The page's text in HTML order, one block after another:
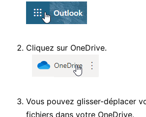
Cliquez sur OneDrive.
Vous pouvez glisser-déplacer
fichiersdans votre OneDrive.